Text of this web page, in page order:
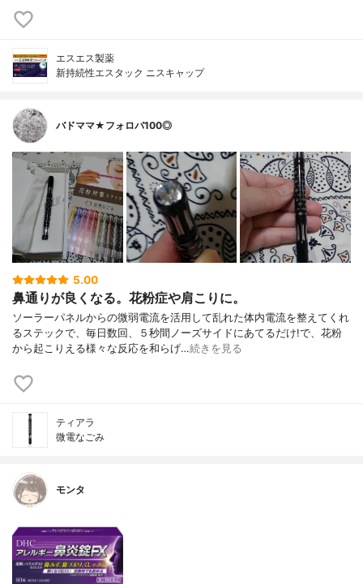
エスエス製薬
新持続性エスタック ニスキャップ
バドママ★フォロバ100◎
5.00
鼻通りが良くなる。花粉症や肩こりに。
ソーラーパネルからの微弱電流を活用して乱れた体内電流を整えてくれ
るステックで、毎日数回、５秒間ノーズサイドにあてるだけ!で、花粉
から起こりえる様々な反応を和らげ…続きを見る
ティアラ
微電なごみ
モンタ